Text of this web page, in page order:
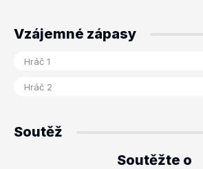
Vzájemné zápasy
Soutěž
Soutěžte o